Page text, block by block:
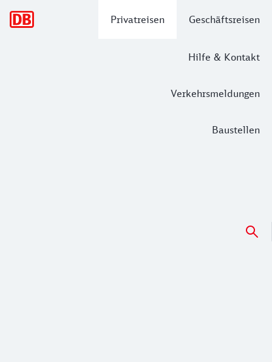
Privatreisen Geschäftsreisen
Hilfe & Kontakt
Verkehrsmeldungen
Baustellen